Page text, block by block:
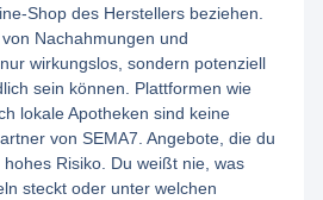
Shop des Herstellers beziehen.
Nachahmungen und
wirkungslos, sondern potenziell
sein können. Plattformen wie
lokale Apotheken sind keine
von SEMA7. Angebote, die du
Risiko. Du weißt nie, was
steckt oder unter welchen